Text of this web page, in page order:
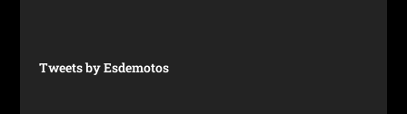
Tweets by Esdemotos